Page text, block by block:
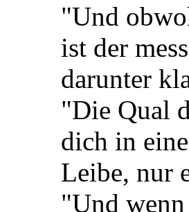
"Und
ist der
darunter
"Die Qual
dich in
Leibe, nur
"Und